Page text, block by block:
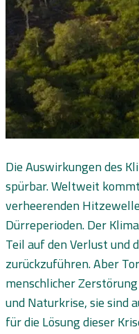
Die Auswirkungen des
spürbar. Weltweit
verheerenden
Dürreperioden. Der
Teil auf den Verlust und
zurückzuführen. Aber
menschlicher
und Naturkrise, sie sind
für die Lösung dieser